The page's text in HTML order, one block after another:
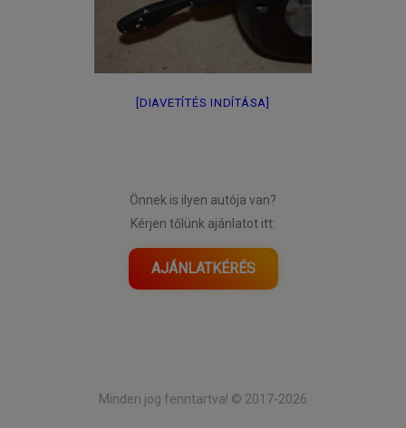
[DIAVETÍTÉS INDÍTÁSA]
Önnek is ilyen autója van?
Kérjen tőlünk ajánlatot itt:
AJÁNLATKÉRÉS
Minden jog fenntartva! © 2017-2026